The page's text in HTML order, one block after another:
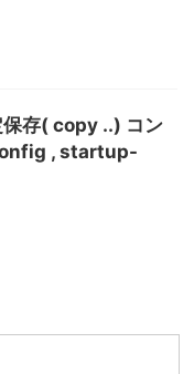
存( copy ..) コン
, startup-